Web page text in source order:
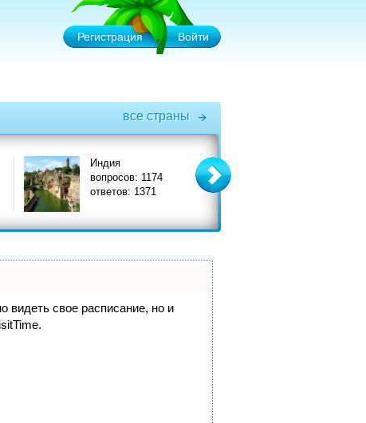
Регистрация Войти
все страны
Индия
вопросов: 1174
ответов: 1371
вопросов: 3575
видеть свое расписание, но и